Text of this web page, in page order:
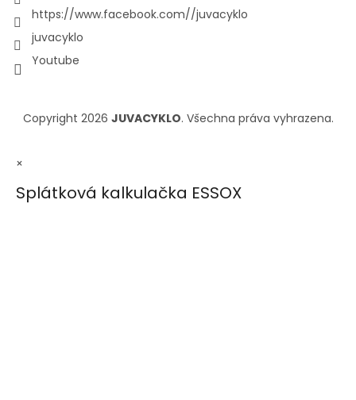
https://www.facebook.com//juvacyklo
juvacyklo
Youtube
Copyright 2026 JUVACYKLO. Všechna práva vyhrazena.
×
Splátková kalkulačka ESSOX